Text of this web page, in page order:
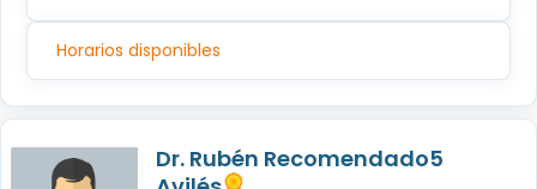
Horarios disponibles
Dr. Rubén Recomendado5